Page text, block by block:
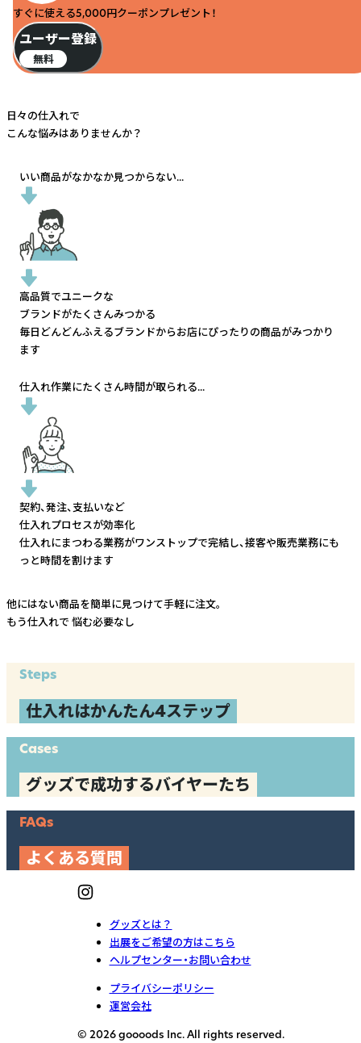
すぐに使える5,000円クーポンプレゼント！
ユーザー登録
無料
日々の仕入れで
こんな悩みはありませんか？
いい商品がなかなか見つからない...
高品質でユニークな
ブランドがたくさんみつかる
毎日どんどんふえるブランドからお店にぴったりの商品がみつかり
ます
仕入れ作業にたくさん時間が取られる...
契約、発注、支払いなど
仕入れプロセスが効率化
仕入れにまつわる業務がワンストップで完結し、接客や販売業務にも
っと時間を割けます
他にはない商品を簡単に見つけて手軽に注文。
もう仕入れで 悩む必要なし
Steps
仕入れはかんたん4ステップ
Cases
グッズで成功するバイヤーたち
FAQs
よくある質問
グッズとは？
出展をご希望の方はこちら
ヘルプセンター・お問い合わせ
プライバシーポリシー
運営会社
© 2026 goooods Inc. All rights reserved.